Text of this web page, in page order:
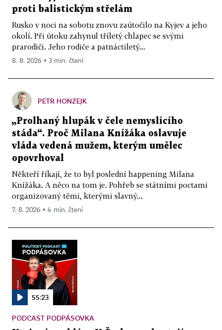
proti balistickým střelám
Rusko v noci na sobotu znovu zaútočilo na Kyjev a jeho
okolí. Při útoku zahynul tříletý chlapec se svými
prarodiči. Jeho rodiče a patnáctiletý...
8. 8. 2026 ▪ 3 min. čtení
PETR HONZEJK
„Prolhaný hlupák v čele nemyslícího
stáda“. Proč Milana Knížáka oslavuje
vláda vedená mužem, kterým umělec
opovrhoval
Někteří říkají, že to byl poslední happening Milana
Knížáka. A něco na tom je. Pohřeb se státními poctami
organizovaný těmi, kterými slavný...
7. 8. 2026 ▪ 4 min. čtení
55:23
PODCAST PODPÁSOVKA